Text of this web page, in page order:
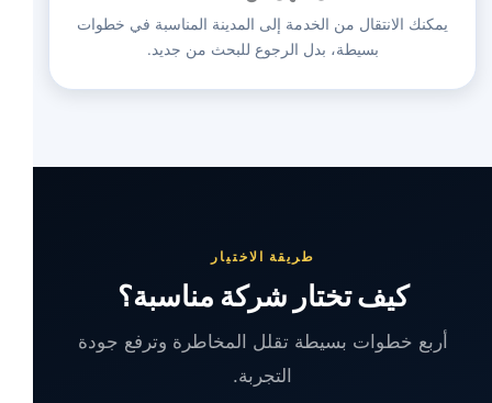
يمكنك الانتقال من الخدمة إلى المدينة المناسبة في خطوات
بسيطة، بدل الرجوع للبحث من جديد.
طريقة الاختيار
كيف تختار شركة مناسبة؟
أربع خطوات بسيطة تقلل المخاطرة وترفع جودة
التجربة.